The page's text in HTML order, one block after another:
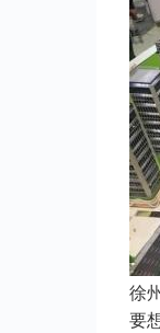
徐
要